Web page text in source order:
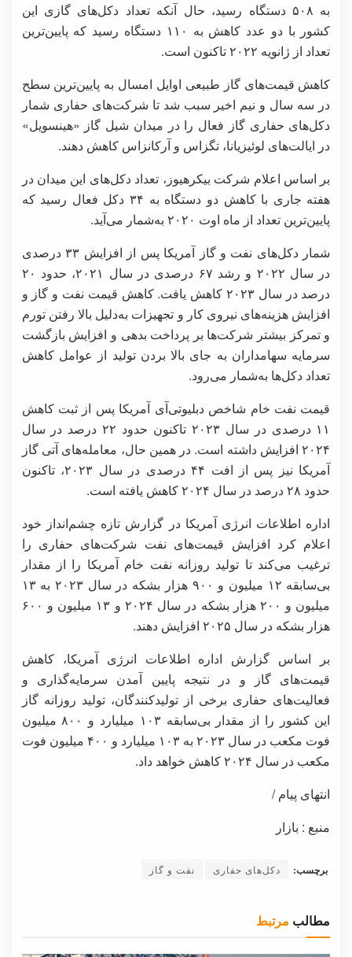
به ۵۰۸ دستگاه رسید، حال آنکه تعداد دکل‌های گازی این
کشور با دو عدد کاهش به ۱۱۰ دستگاه رسید که پایین‌ترین
تعداد از ژانویه ۲۰۲۲ تاکنون است.
کاهش قیمت‌های گاز طبیعی اوایل امسال به پایین‌ترین سطح
در سه سال و نیم اخیر سبب شد تا شرکت‌های حفاری شمار
دکل‌های حفاری گاز فعال را در میدان شیل گاز «هینسویل»
در ایالت‌های لوئیزیانا، تگزاس و آرکانزاس کاهش دهند.
بر اساس اعلام شرکت بیکرهیوز، تعداد دکل‌های این میدان در
هفته جاری با کاهش دو دستگاه به ۳۴ دکل فعال رسید که
پایین‌ترین تعداد از ماه اوت ۲۰۲۰ به‌شمار می‌آید.
شمار دکل‌های نفت و گاز آمریکا پس از افزایش ۳۳ درصدی
در سال ۲۰۲۲ و رشد ۶۷ درصدی در سال ۲۰۲۱، حدود ۲۰
درصد در سال ۲۰۲۳ کاهش یافت. کاهش قیمت نفت و گاز و
افزایش هزینه‌های نیروی کار و تجهیزات به‌دلیل بالا رفتن تورم
و تمرکز بیشتر شرکت‌ها بر پرداخت بدهی و افزایش بازگشت
سرمایه سهامداران به‌ جای بالا بردن تولید از عوامل کاهش
تعداد دکل‌ها به‌شمار می‌رود.
قیمت نفت خام شاخص دبلیوتی‌آی آمریکا پس از ثبت کاهش
۱۱ درصدی در سال ۲۰۲۳ تاکنون حدود ۲۲ درصد در سال
۲۰۲۴ افزایش داشته است. در همین حال، معامله‌های آتی گاز
آمریکا نیز پس از افت ۴۴ درصدی در سال ۲۰۲۳، تاکنون
حدود ۲۸ درصد در سال ۲۰۲۴ کاهش یافته است.
اداره اطلاعات انرژی آمریکا در گزارش تازه چشم‌انداز خود
اعلام کرد افزایش قیمت‌های نفت شرکت‌های حفاری را
ترغیب می‌کند تا تولید روزانه نفت خام آمریکا را از مقدار
بی‌سابقه ۱۲ میلیون و ۹۰۰ هزار بشکه در سال ۲۰۲۳ به ۱۳
میلیون و ۲۰۰ هزار بشکه در سال ۲۰۲۴ و ۱۳ میلیون و ۶۰۰
هزار بشکه در سال ۲۰۲۵ افزایش دهند.
بر اساس گزارش اداره اطلاعات انرژی آمریکا، کاهش
قیمت‌های گاز و در نتیجه پایین آمدن سرمایه‌گذاری و
فعالیت‌های حفاری برخی از تولیدکنندگان، تولید روزانه گاز
این کشور را از مقدار بی‌سابقه ۱۰۳ میلیارد و ۸۰۰ میلیون
فوت مکعب در سال ۲۰۲۳ به ۱۰۳ میلیارد و ۴۰۰ میلیون فوت
مکعب در سال ۲۰۲۴ کاهش خواهد داد.
انتهای پیام /
منبع : بازار
برچسب: دکل‌های حفاری نفت و گاز
مطالب مرتبط